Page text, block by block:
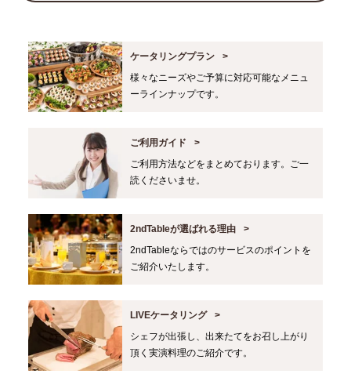
ケータリングプラン
様々なニーズやご予算に対応可能なメニュ
ーラインナップです。
ご利用ガイド
ご利用方法などをまとめております。ご一
読くださいませ。
2ndTableが選ばれる理由
2ndTableならではのサービスのポイントを
ご紹介いたします。
LIVEケータリング
シェフが出張し、出来たてをお召し上がり
頂く実演料理のご紹介です。